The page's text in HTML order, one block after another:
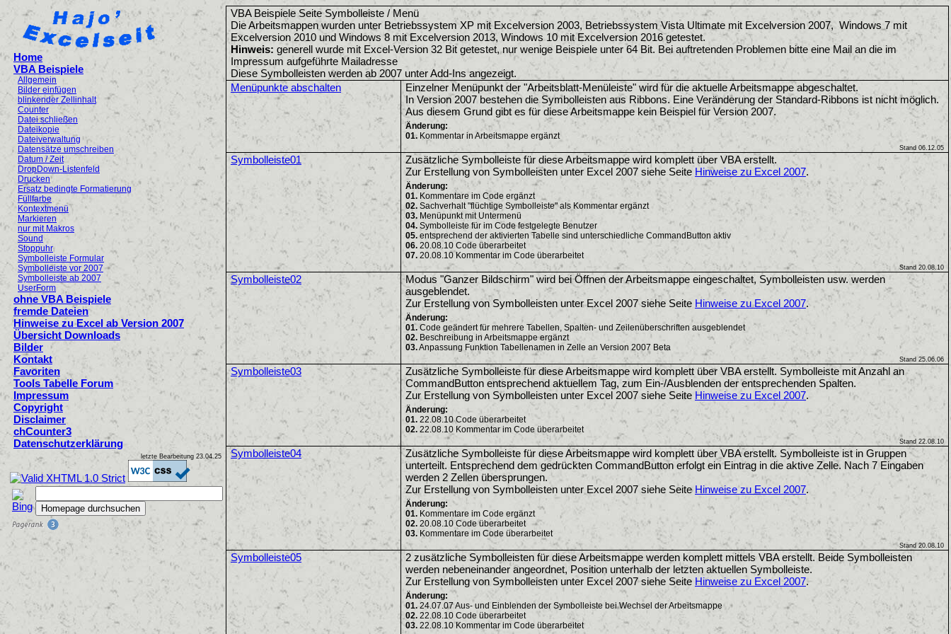
Home
VBA Beispiele
Allgemein
Bilder einfügen
blinkender Zellinhalt
Counter
Datei schließen
Dateikopie
Dateiverwaltung
Datensätze umschreiben
Datum / Zeit
DropDown-Listenfeld
Drucken
Ersatz bedingte Formatierung
Füllfarbe
Kontextmenü
Markieren
nur mit Makros
Sound
Stoppuhr
Symbolleiste Formular
Symbolleiste vor 2007
Symbolleiste ab 2007
UserForm
ohne VBA Beispiele
fremde Dateien
Hinweise zu Excel ab Version 2007
Übersicht Downloads
Bilder
Kontakt
Favoriten
Tools Tabelle Forum
Impressum
Copyright
Disclaimer
chCounter3
Datenschutzerklärung
letzte Bearbeitung 23.04.25
VBA Beispiele Seite Symbolleiste / Menü
Die Arbeitsmappen wurden unter Betriebssystem XP mit Excelversion 2003, Betriebssystem Vista Ultimate mit Excelversion 2007, Windows 7 mit
Excelversion 2010 und Windows 8 mit Excelversion 2013, Windows 10 mit Excelversion 2016 getestet.
Hinweis: generell wurde mit Excel-Version 32 Bit getestet, nur wenige Beispiele unter 64 Bit. Bei auftretenden Problemen bitte eine Mail an die im
Impressum aufgeführte Mailadresse
Diese Symbolleisten werden ab 2007 unter Add-Ins angezeigt.
Menüpunkte abschalten
Einzelner Menüpunkt der "Arbeitsblatt-Menüleiste" wird für die aktuelle Arbeitsmappe abgeschaltet.
In Version 2007 bestehen die Symbolleisten aus Ribbons. Eine Veränderung der Standard-Ribbons ist nicht möglich.
Aus diesem Grund gibt es für diese Arbeitsmappe kein Beispiel für Version 2007.
Änderung:
01. Kommentar in Arbeitsmappe ergänzt
Stand 06.12.05
Symbolleiste01
Zusätzliche Symbolleiste für diese Arbeitsmappe wird komplett über VBA erstellt.
Zur Erstellung von Symbolleisten unter Excel 2007 siehe Seite Hinweise zu Excel 2007.
Änderung:
01. Kommentare im Code ergänzt
02. Sachverhalt "flüchtige Symbolleiste" als Kommentar ergänzt
03. Menüpunkt mit Untermenü
04. Symbolleiste für im Code festgelegte Benutzer
05. entsprechend der aktivierten Tabelle sind unterschiedliche CommandButton aktiv
06. 20.08.10 Code überarbeitet
07. 20.08.10 Kommentar im Code überarbeitet
Stand 20.08.10
Symbolleiste02
Modus "Ganzer Bildschirm" wird bei Öffnen der Arbeitsmappe eingeschaltet, Symbolleisten usw. werden
ausgeblendet.
Zur Erstellung von Symbolleisten unter Excel 2007 siehe Seite Hinweise zu Excel 2007.
Änderung:
01. Code geändert für mehrere Tabellen, Spalten- und Zeilenüberschriften ausgeblendet
02. Beschreibung in Arbeitsmappe ergänzt
03.Anpassung Funktion Tabellenamen in Zelle an Version 2007 Beta
Stand 25.06.06
Symbolleiste03
Zusätzliche Symbolleiste für diese Arbeitsmappe wird komplett über VBA erstellt. Symbolleiste mit Anzahl an
CommandButton entsprechend aktuellem Tag, zum Ein-/Ausblenden der entsprechenden Spalten.
Zur Erstellung von Symbolleisten unter Excel 2007 siehe Seite Hinweise zu Excel 2007.
Änderung:
01. 22.08.10 Code überarbeitet
02. 22.08.10 Kommentar im Code überarbeitet
Stand 22.08.10
Symbolleiste04
Zusätzliche Symbolleiste für diese Arbeitsmappe wird komplett über VBA erstellt. Symbolleiste ist in Gruppen
unterteilt. Entsprechend dem gedrückten CommandButton erfolgt ein Eintrag in die aktive Zelle. Nach 7 Eingaben
werden 2 Zellen übersprungen.
Zur Erstellung von Symbolleisten unter Excel 2007 siehe Seite Hinweise zu Excel 2007.
Änderung:
01. Kommentare im Code ergänzt
02. 20.08.10 Code überarbeitet
03. Kommentare im Code überarbeitet
Stand 20.08.10
Symbolleiste05
2 zusätzliche Symbolleisten für diese Arbeitsmappe werden komplett mittels VBA erstellt. Beide Symbolleisten
werden nebeneinander angeordnet, Position unterhalb der letzten aktuellen Symbolleiste.
Zur Erstellung von Symbolleisten unter Excel 2007 siehe Seite Hinweise zu Excel 2007.
Änderung:
01. 24.07.07 Aus- und Einblenden der Symbolleiste bei Wechsel der Arbeitsmappe
02. 22.08.10 Code überarbeitet
03. 22.08.10 Kommentar im Code überarbeitet